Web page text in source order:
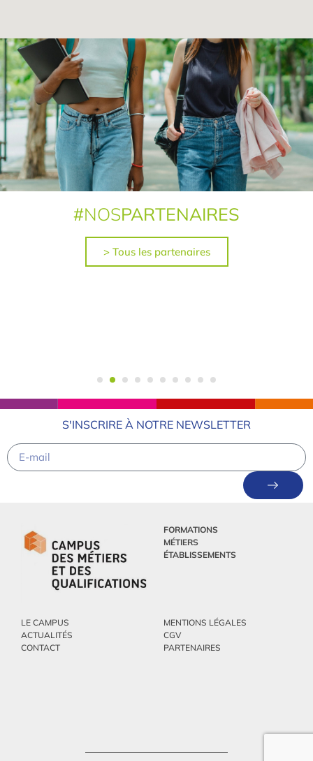
#NOSPARTENAIRES
> Tous les partenaires
S'INSCRIRE À NOTRE NEWSLETTER
FORMATIONS
MÉTIERS
ÉTABLISSEMENTS
LE CAMPUS
ACTUALITÉS
CONTACT
MENTIONS LÉGALES
CGV
PARTENAIRES